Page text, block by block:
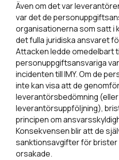
Även om det var
var det de
organisationerna som satt i
det fulla juridiska ansvaret
Attacken ledde omedelbart
personuppgiftsansvariga
incidenten till IMY. Om de
inte kan visa att de
leverantörsbedömning (eller
leverantörsuppföljning),
principen om
Konsekvensen blir att de
sanktionsavgifter för
orsakade.